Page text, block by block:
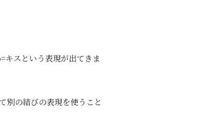
キスという表現が出てきま
別の結びの表現を使うこと